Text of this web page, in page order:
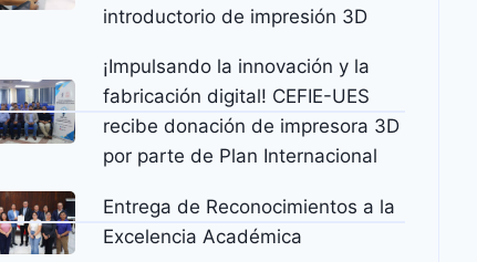
introductorio de impresión 3D
¡Impulsando la innovación y la
fabricación digital! CEFIE-UES
recibe donación de impresora 3D
por parte de Plan Internacional
Entrega de Reconocimientos a la
Excelencia Académica